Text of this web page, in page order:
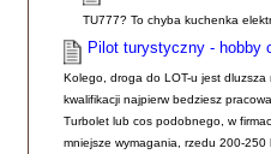
TU777? To chyba kuchenka
Pilot turystyczny - hobby
Kolego, droga do LOT-u jest
kwalifikacji najpierw bedziesz
Turbolet lub cos podobnego, w
mniejsze wymagania, rzedu 200-